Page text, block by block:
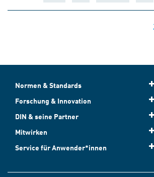
Normen & Standards
Forschung & Innovation
DIN & seine Partner
Mitwirken
Service für Anwender*innen